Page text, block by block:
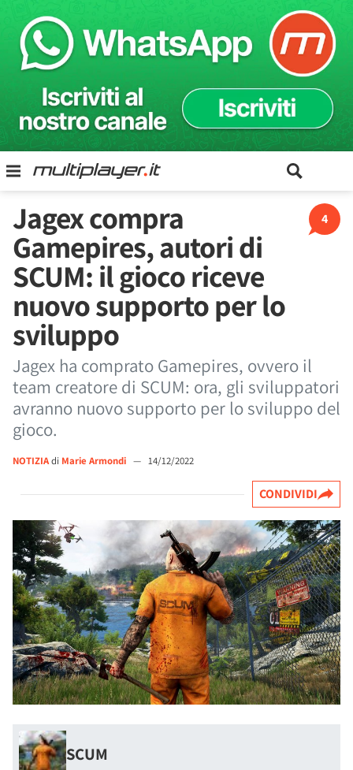
4
Jagex compra
Gamepires, autori di
SCUM: il gioco riceve
nuovo supporto per lo
sviluppo
Jagex ha comprato Gamepires, ovvero il
team creatore di SCUM: ora, gli sviluppatori
avranno nuovo supporto per lo sviluppo del
gioco.
NOTIZIAdi Marie Armondi — 14/12/2022
CONDIVIDI
SCUM